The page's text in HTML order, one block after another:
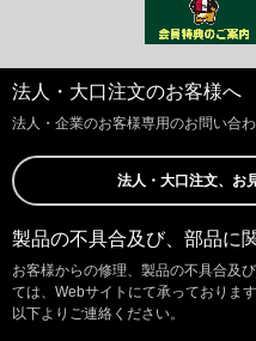
法人・大口注文のお客様へ
法人・企業のお客様専用のお問い合
法人・大口注文、お
製品の不具合及び、部品に
お客様からの修理、製品の不具合及
ては、Webサイトにて承っております
以下よりご連絡ください。